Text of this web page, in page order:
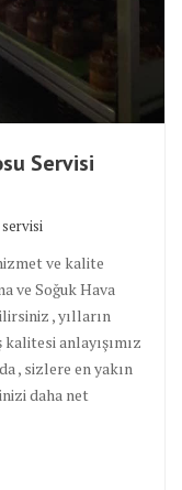
Servisi
ve kalite
ve Soğuk Hava
, yılların
anlayışımız
, sizlere en yakın
daha net